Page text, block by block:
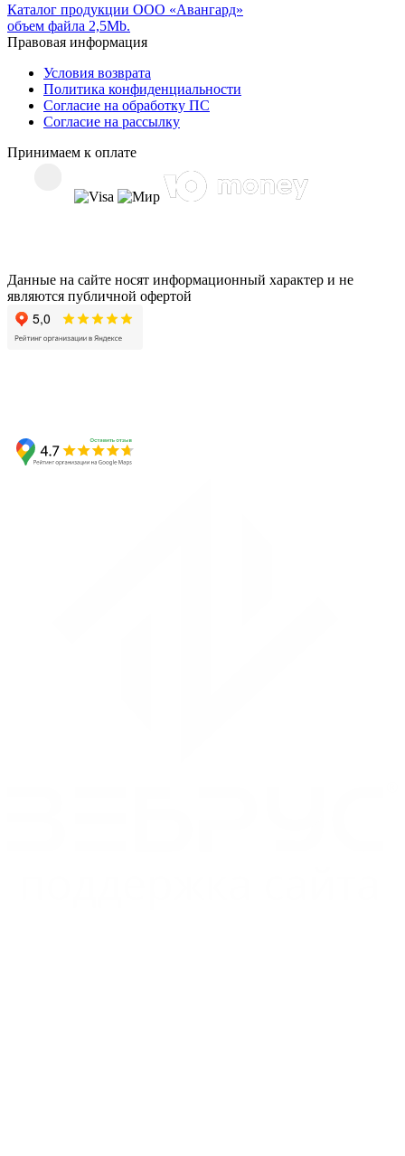
Каталог продукции ООО «Авангард»
объем файла 2,5Mb.
Правовая информация
Условия возврата
Политика конфиденциальности
Согласие на обработку ПС
Согласие на рассылку
Принимаем к оплате
Данные на сайте носят информационный характер и не
являются публичной офертой